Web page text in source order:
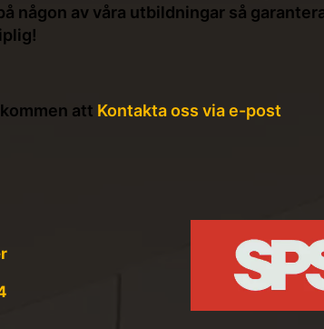
någon av våra utbildningar så
att Kontakta oss via e-post